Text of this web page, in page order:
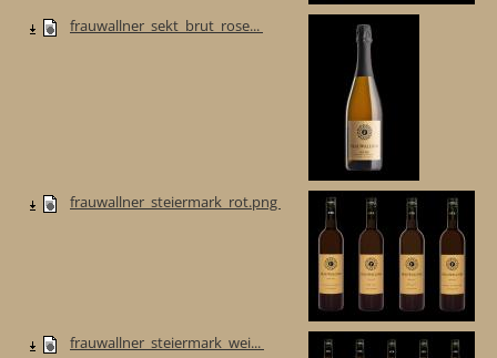
frauwallner_sekt_brut_rose...
frauwallner_steiermark_rot.png
frauwallner_steiermark_wei...